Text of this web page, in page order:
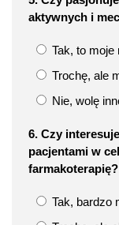
aktywnych i
Tak, to moje
Trochę, ale
Nie, wolę
6. Czy
pacjentami w
farmakoterapię?
Tak, bardzo